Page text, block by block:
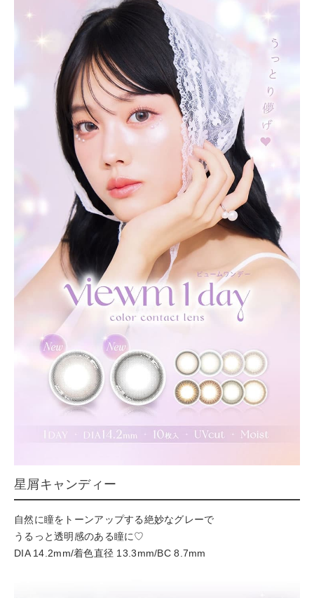
星屑キャンディー
自然に瞳をトーンアップする絶妙なグレーで
うるっと透明感のある瞳に♡
DIA 14.2mm/着色直径 13.3mm/BC 8.7mm